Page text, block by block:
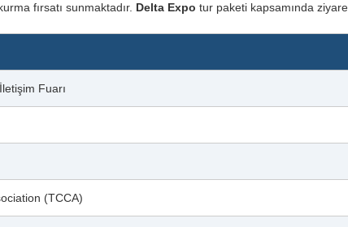
fırsatı sunmaktadır. Delta Expo tur paketi kapsamında
Fuarı
(TCCA)